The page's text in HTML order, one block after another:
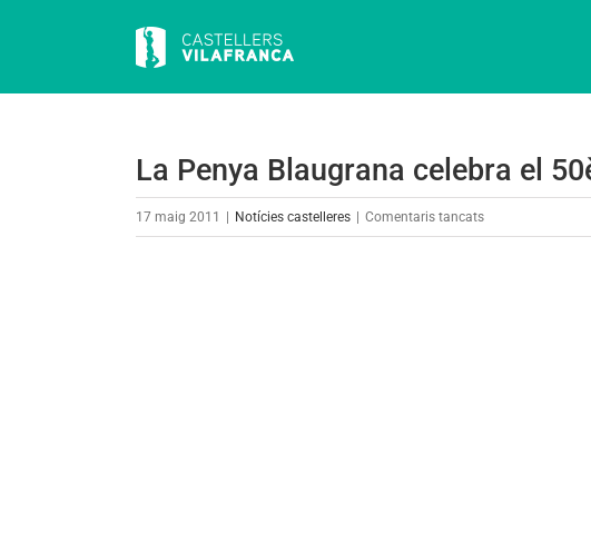
La Penya Blaugrana celebra el
17 maig 2011 Notícies castelleres Comentaris tancatsa